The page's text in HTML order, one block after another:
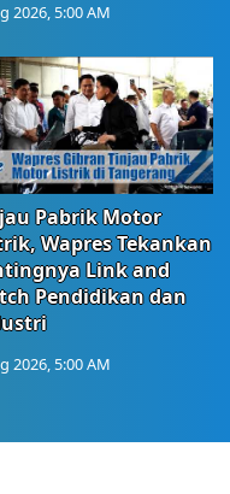
2026, 5:00 AM
Pabrik Motor
Wapres Tekankan
Link and
Pendidikan dan
2026, 5:00 AM